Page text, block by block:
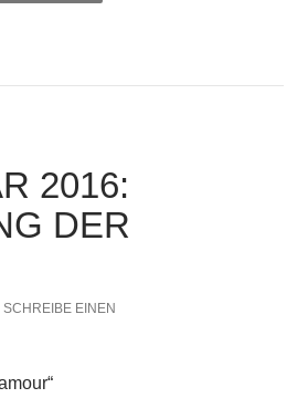
2016:
DER
SCHREIBE EINEN